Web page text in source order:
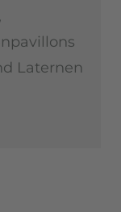
Laternen